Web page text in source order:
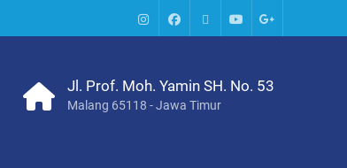
IG
FacebookWhatsapp
YoutubeGoogle+
Jl. Prof. Moh. Yamin SH. No. 53
Malang 65118 - Jawa Timur